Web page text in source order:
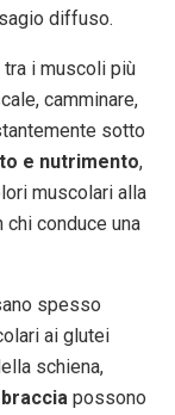
diffuso.
i muscoli più
camminare,
sotto
e nutrimento,
muscolari alla
conduce una
spesso
ai glutei
schiena,
braccia possono